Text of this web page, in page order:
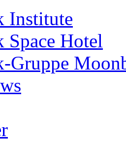
Institute
Space Hotel
Gruppe